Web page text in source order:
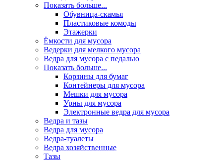
Показать больше...
Обувница-скамья
Пластиковые комоды
Этажерки
Ёмкости для мусора
Ведерки для мелкого мусора
Ведра для мусора с педалью
Показать больше...
Корзины для бумаг
Контейнеры для мусора
Мешки для мусора
Урны для мусора
Электронные ведра для мусора
Ведра и тазы
Ведра для мусора
Ведра-туалеты
Ведра хозяйственные
Тазы